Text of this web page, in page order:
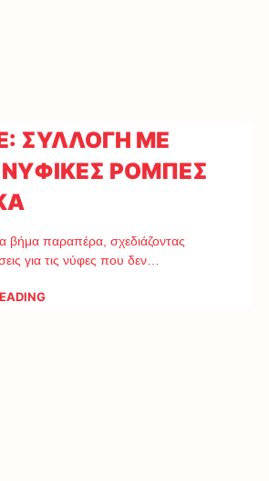
ΣΥΛΛΟΓΗ ΜΕ
ΝΥΦΙΚΕΣ ΡΟΜΠΕΣ
βήμα παραπέρα, σχεδιάζοντας
για τις νύφες που δεν…